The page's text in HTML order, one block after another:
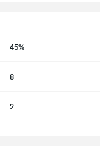
45%
8
2